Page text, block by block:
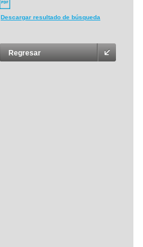
Descargar resultado de búsqueda
Regresar